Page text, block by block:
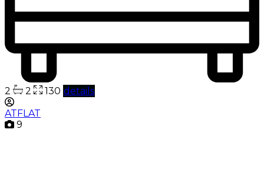
2 2 130 details
ATFLAT
9